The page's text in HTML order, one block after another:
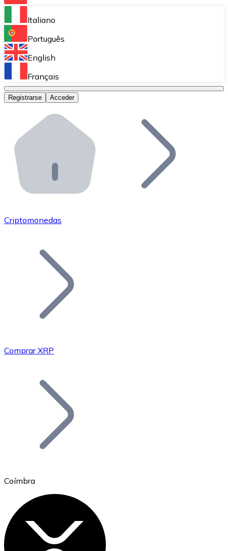
Bitnovo Ramp
Integra nuestra solución en tu plataforma.
Bitnovo Giftcards
Bitnovo OTC
Bitnovo ATM
Integra un ATM Bitnovo en tu negocio y permite que
Bitnovo API
Integra nuestra API en tu ecosistema.
Únete a nuestra red de distribuidores.
Añade tu proyecto a nuestro ecosistema.
Bitcoin
Ethereum
Italiano
Português
English
Français
Registrarse Acceder
Criptomonedas
Comprar XRP
Coímbra